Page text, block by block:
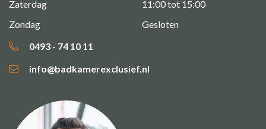
Zaterdag
11:00 tot 15:00
Zondag
Gesloten
0493 - 74 10 11
info@badkamerexclusief.nl